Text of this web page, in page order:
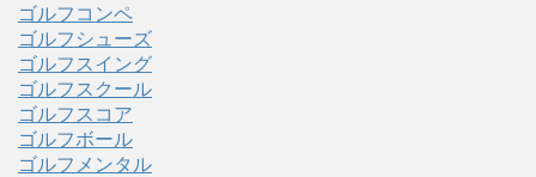
ゴルフコンペ
ゴルフシューズ
ゴルフスイング
ゴルフスクール
ゴルフスコア
ゴルフボール
ゴルフメンタル